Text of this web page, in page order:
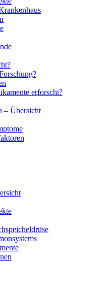
erforscht?
– Übersicht